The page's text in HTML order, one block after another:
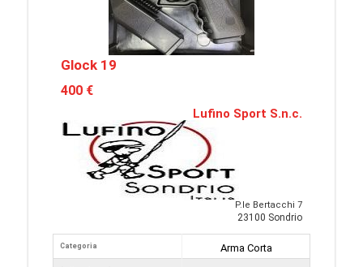
Glock 19
400 €
Lufino Sport S.n.c.
P.le Bertacchi 7
23100 Sondrio
Categoria
Arma Corta